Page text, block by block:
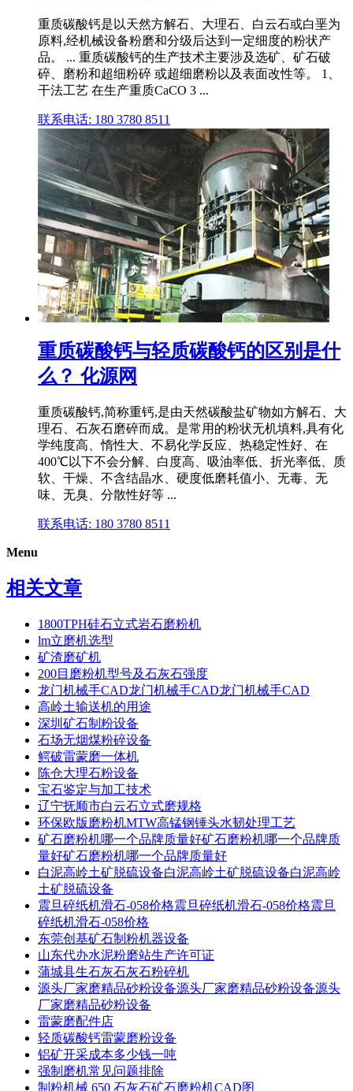
重质碳酸钙是以天然方解石、大理石、白云石或白垩为
原料,经机械设备粉磨和分级后达到一定细度的粉状产
品。 ... 重质碳酸钙的生产技术主要涉及选矿、矿石破
碎、磨粉和超细粉碎 或超细磨粉以及表面改性等。 1、
干法工艺 在生产重质CaCO 3 ...
联系电话: 180 3780 8511
重质碳酸钙与轻质碳酸钙的区别是什
么？ 化源网
重质碳酸钙,简称重钙,是由天然碳酸盐矿物如方解石、大
理石、石灰石磨碎而成。是常用的粉状无机填料,具有化
学纯度高、惰性大、不易化学反应、热稳定性好、在
400℃以下不会分解、白度高、吸油率低、折光率低、质
软、干燥、不含结晶水、硬度低磨耗值小、无毒、无
味、无臭、分散性好等 ...
联系电话: 180 3780 8511
Menu
相关文章
1800TPH硅石立式岩石磨粉机
lm立磨机选型
矿渣磨矿机
200目磨粉机型号及石灰石强度
龙门机械手CAD龙门机械手CAD龙门机械手CAD
高岭土输送机的用途
深圳矿石制粉设备
石场无烟煤粉碎设备
鳄破雷蒙磨一体机
陈仓大理石粉设备
宝石鉴定与加工技术
辽宁抚顺市白云石立式磨规格
环保欧版磨粉机MTW高锰钢锤头水韧处理工艺
矿石磨粉机哪一个品牌质量好矿石磨粉机哪一个品牌质
量好矿石磨粉机哪一个品牌质量好
白泥高岭土矿脱硫设备白泥高岭土矿脱硫设备白泥高岭
土矿脱硫设备
震旦碎纸机滑石-058价格震旦碎纸机滑石-058价格震旦
碎纸机滑石-058价格
东莞创基矿石制粉机器设备
山东代办水泥粉磨站生产许可证
蒲城县生石灰石灰石粉碎机
源头厂家磨精品砂粉设备源头厂家磨精品砂粉设备源头
厂家磨精品砂粉设备
雷蒙磨配件店
轻质碳酸钙雷蒙磨粉设备
铝矿开采成本多少钱一吨
强制磨机常见问题排除
制粉机械 650 石灰石矿石磨粉机CAD图